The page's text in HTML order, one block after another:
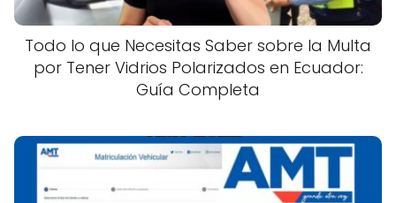
Todo lo que Necesitas Saber sobre la Multa
por Tener Vidrios Polarizados en Ecuador:
Guía Completa